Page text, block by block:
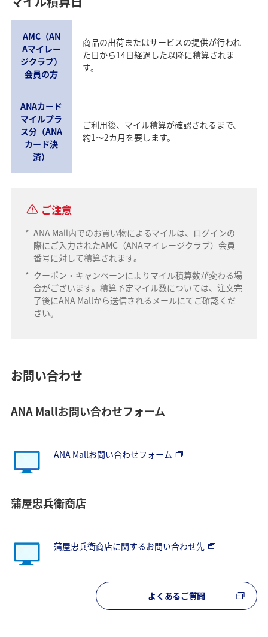
AMC（AN
Aマイレー
ジクラブ）
会員の方
商品の出荷またはサービスの提供が行われ
た日から14日経過した以降に積算されま
す。
ANAカード
マイルプラ
ス分（ANA
カード決
済）
ご利用後、マイル積算が確認されるまで、
約1～2カ月を要します。
ご注意
* ANA Mall内でのお買い物によるマイルは、ログインの
際にご入力されたAMC（ANAマイレージクラブ）会員
番号に対して積算されます。
* クーポン・キャンペーンによりマイル積算数が変わる場
合がございます。積算予定マイル数については、注文完
了後にANA Mallから送信されるメールにてご確認くだ
さい。
お問い合わせ
ANA Mallお問い合わせフォーム
ANA Mallお問い合わせフォーム
蒲屋忠兵衛商店
蒲屋忠兵衛商店に関するお問い合わせ先
よくあるご質問